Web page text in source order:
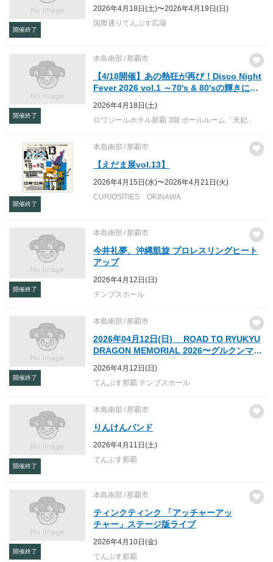
開催終了
2026年4月18日(土)〜2026年4月19日(日)
国際通りてんぶす広場
開催終了
本島南部 那覇市
【4/18開催】あの熱狂が再び！Disco Night
Fever 2026 vol.1 ～70's & 80'sの輝きに酔
いしれる、一夜限りのディスコナイト～
2026年4月18日(土)
ロワジールホテル那覇 3階 ボールルーム「天妃」
開催終了
本島南部 那覇市
【えだま展vol.13】
2026年4月15日(水)〜2026年4月21日(火)
CURIOSITIES OKINAWA
開催終了
本島南部 那覇市
今井礼夢、沖縄凱旋 プロレスリングヒート
アップ
2026年4月12日(日)
テンブスホール
開催終了
本島南部 那覇市
2026年04月12日(日) ROAD TO RYUKYU
DRAGON MEMORIAL 2026〜グルクンマス
2026年4月12日(日)
てんぶす那覇 テンブスホール
開催終了
本島南部 那覇市
りんけんバンド
2026年4月11日(土)
てんぶす那覇
開催終了
本島南部 那覇市
ティンクティンク 「アッチャーアッ
チャー」ステージ版ライブ
2026年4月10日(金)
てんぶす那覇